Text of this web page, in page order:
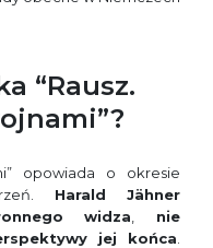
“Rausz.
opowiada o okresie
Harald Jähner
widza
nie
jej końca